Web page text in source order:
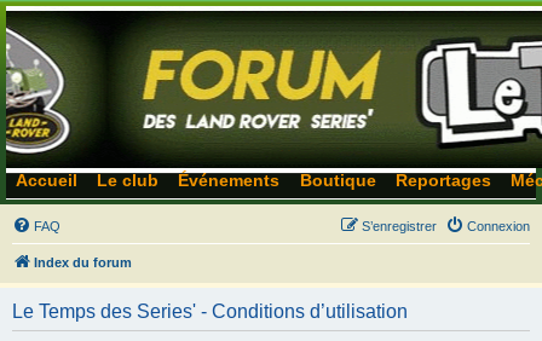
Accueil Le club Événements Boutique Reportages
FAQ Connexion
S’enregistrer
Index du forum
Le Temps des Series' - Conditions d’utilisation